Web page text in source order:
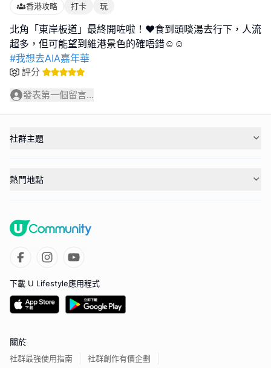
香港攻略 打卡 玩
北角「東岸板道」最終開咗啦！❤️食到頭啖湯去行下，人流
#我想去AIA嘉年華
評分
發表第一個留言...
社群主題
熱門地點
下載 U Lifestyle應用程式
關於
社群最強使用指南 社群創作有價企劃